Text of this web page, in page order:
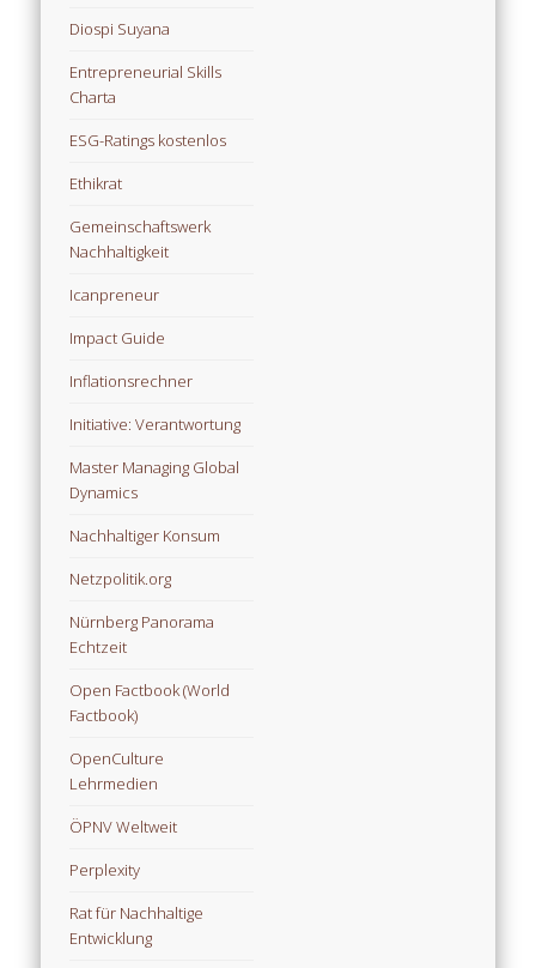
Diospi Suyana
Entrepreneurial Skills
Charta
ESG-Ratings kostenlos
Ethikrat
Gemeinschaftswerk
Nachhaltigkeit
Icanpreneur
Impact Guide
Inflationsrechner
Initiative: Verantwortung
Master Managing Global
Dynamics
Nachhaltiger Konsum
Netzpolitik.org
Nürnberg Panorama
Echtzeit
Open Factbook (World
Factbook)
OpenCulture
Lehrmedien
ÖPNV Weltweit
Perplexity
Rat für Nachhaltige
Entwicklung